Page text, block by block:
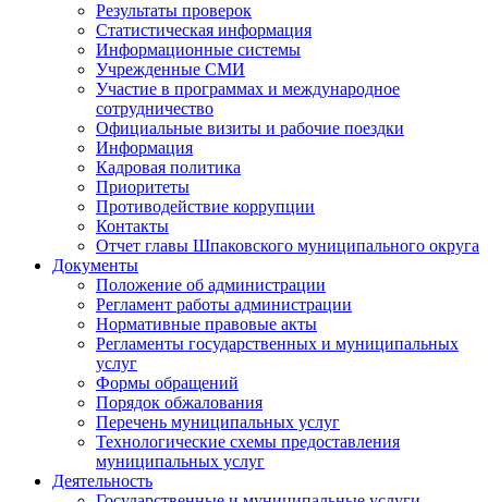
Результаты проверок
Статистическая информация
Информационные системы
Учрежденные СМИ
Участие в программах и международное
сотрудничество
Официальные визиты и рабочие поездки
Информация
Кадровая политика
Приоритеты
Противодействие коррупции
Контакты
Отчет главы Шпаковского муниципального округа
Документы
Положение об администрации
Регламент работы администрации
Нормативные правовые акты
Регламенты государственных и муниципальных
услуг
Формы обращений
Порядок обжалования
Перечень муниципальных услуг
Технологические схемы предоставления
муниципальных услуг
Деятельность